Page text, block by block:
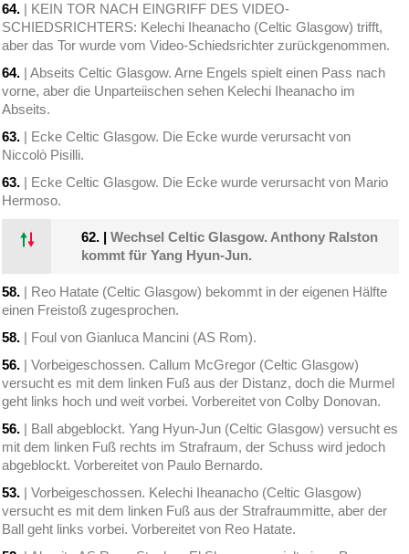
64. | KEIN TOR NACH EINGRIFF DES VIDEO-
SCHIEDSRICHTERS: Kelechi Iheanacho (Celtic Glasgow) trifft,
aber das Tor wurde vom Video-Schiedsrichter zurückgenommen.
64. | Abseits Celtic Glasgow. Arne Engels spielt einen Pass nach
vorne, aber die Unparteiischen sehen Kelechi Iheanacho im
Abseits.
63. | Ecke Celtic Glasgow. Die Ecke wurde verursacht von
Niccolò Pisilli.
63. | Ecke Celtic Glasgow. Die Ecke wurde verursacht von Mario
Hermoso.
62. |Wechsel Celtic Glasgow. Anthony Ralston
kommt für Yang Hyun-Jun.
58. | Reo Hatate (Celtic Glasgow) bekommt in der eigenen Hälfte
einen Freistoß zugesprochen.
58. | Foul von Gianluca Mancini (AS Rom).
56. | Vorbeigeschossen. Callum McGregor (Celtic Glasgow)
versucht es mit dem linken Fuß aus der Distanz, doch die Murmel
geht links hoch und weit vorbei. Vorbereitet von Colby Donovan.
56. | Ball abgeblockt. Yang Hyun-Jun (Celtic Glasgow) versucht es
mit dem linken Fuß rechts im Strafraum, der Schuss wird jedoch
abgeblockt. Vorbereitet von Paulo Bernardo.
53. | Vorbeigeschossen. Kelechi Iheanacho (Celtic Glasgow)
versucht es mit dem linken Fuß aus der Strafraummitte, aber der
Ball geht links vorbei. Vorbereitet von Reo Hatate.